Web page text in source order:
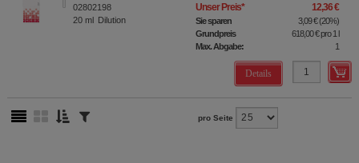
02802198
20 ml Dilution
Unser Preis* 12,36 €
Sie sparen 3,09 €(20%)
Grundpreis
618,00 €pro 1 l
Max. Abgabe:
1
Details
pro Seite